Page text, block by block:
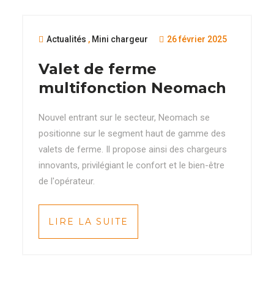
Actualités , Mini chargeur 26 février 2025
Valet de ferme
multifonction Neomach
Nouvel entrant sur le secteur, Neomach se
positionne sur le segment haut de gamme des
valets de ferme. Il propose ainsi des chargeurs
innovants, privilégiant le confort et le bien-être
de l'opérateur.
LIRE LA SUITE